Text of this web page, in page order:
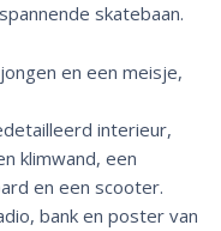
skatebaan.
en een meisje,
interieur,
klimwand, een
en een scooter.
bank en poster van